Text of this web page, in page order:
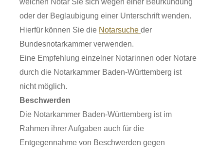
welchen Notar Sie sich wegen einer Beurkundung
oder der Beglaubigung einer Unterschrift wenden.
Hierfür können Sie die Notarsuche der
Bundesnotarkammer verwenden.
Eine Empfehlung einzelner Notarinnen oder Notare
durch die Notarkammer Baden-Württemberg ist
nicht möglich.
Beschwerden
Die Notarkammer Baden-Württemberg ist im
Rahmen ihrer Aufgaben auch für die
Entgegennahme von Beschwerden gegen